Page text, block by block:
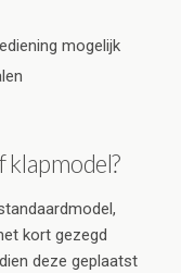
mogelijk
klapmodel?
kort gezegd
deze geplaatst